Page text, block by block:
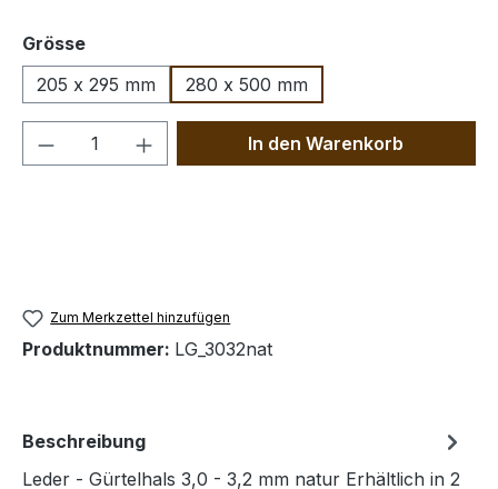
Grösseauswählen
205 x 295 mm
280 x 500 mm
Produkt Anzahl: Gib denIn den Warenkorb
Zum Merkzettel hinzufügen
Produktnummer: LG_3032nat
Beschreibung
Leder - Gürtelhals 3,0 - 3,2 mm natur Erhältlich in 2